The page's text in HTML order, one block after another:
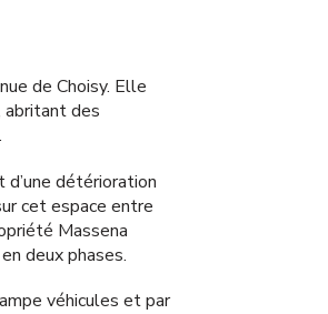
de Choisy. Elle
abritant des
détérioration
cet espace entre
Massena
deux phases.
véhicules et par